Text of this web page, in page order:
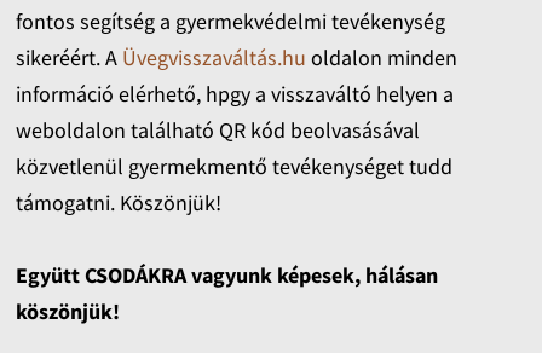
fontos segítség a gyermekvédelmi tevékenység
sikeréért. A Üvegvisszaváltás.hu oldalon minden
információ elérhető, hpgy a visszaváltó helyen a
weboldalon található QR kód beolvasásával
közvetlenül gyermekmentő tevékenységet tudd
támogatni. Köszönjük!
Együtt CSODÁKRA vagyunk képesek, hálásan
köszönjük!